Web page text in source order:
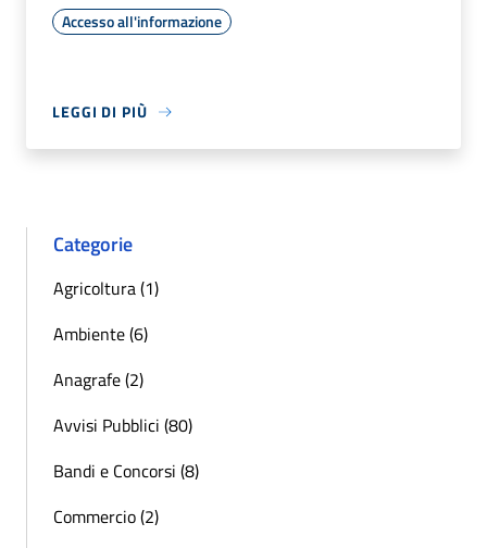
Accesso all'informazione
LEGGI DI PIÙ
Categorie
Agricoltura (1)
Ambiente (6)
Anagrafe (2)
Avvisi Pubblici (80)
Bandi e Concorsi (8)
Commercio (2)